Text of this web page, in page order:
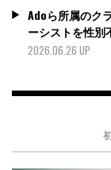
Adoら所属のク
ーシストを性別
2026.06.26 UP